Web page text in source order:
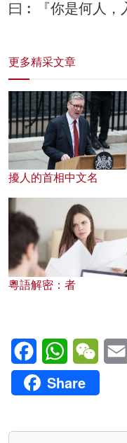
曰︰『你是何人，
更多精采文章
擾人的首相中文名
粵語解密：者
FacebookWhatsApp
Share